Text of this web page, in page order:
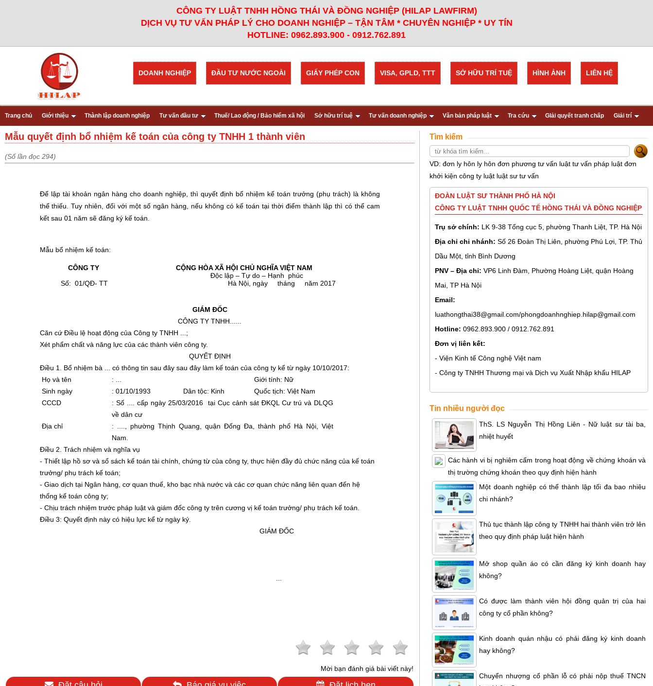
CÔNG TY LUẬT TNHH HỒNG THÁI VÀ ĐỒNG NGHIỆP (HILAP LAWFIRM)
DỊCH VỤ TƯ VẤN PHÁP LÝ CHO DOANH NGHIỆP – TẬN TÂM * CHUYÊN NGHIỆP * UY TÍN
HOTLINE: 0962.893.900 - 0912.762.891
LIÊN HỆ
HÌNH ẢNH
SỞ HỮU TRÍ TUỆ
VISA, GPLD, TTT
GIẤY PHÉP CON
ĐẦU TƯ NƯỚC NGOÀI
DOANH NGHIỆP
Trang chủ Giới thiệu Thành lập doanh nghiệp Tư vấn đầu tư Thuế/ Lao động / Bảo hiểm xã hội Sở hữu trí tuệ Tư vấn doanh nghiệp Văn bản pháp luật Tra cứu GIải quyết tranh chấp Giải trí
Mẫu quyết định bổ nhiệm kế toán của công ty TNHH 1 thành viên
(Số lần đọc 294)
Để lập tài khoản ngân hàng cho doanh nghiệp, thì quyết định bổ nhiệm kế toán trưởng (phụ trách) là không
thể thiếu. Tuy nhiên, đối với một số ngân hàng, nếu không có kế toán tại thời điểm thành lập thì có thể cam
kết sau 01 năm sẽ đăng ký kế toán.
Mẫu bổ nhiệm kế toán:
CÔNG TY
Số: 01/QĐ- TT
CỘNG HÒA XÃ HỘI CHỦ NGHĨA VIỆT NAM
Độc lập – Tự do – Hạnh phúc
Hà Nội, ngày
tháng năm 2017
GIÁM ĐỐC
CÔNG TY TNHH......
Căn cứ Điều lệ hoạt động của Công ty TNHH ...;
Xét phẩm chất và năng lực của các thành viên công ty.
QUYẾT ĐỊNH
Điều 1
. Bổ nhiệm bà ... có thông tin sau đây sau đây làm kế toán của công ty kể từ ngày 10/10/2017:
Họ và tên
: ...
Giới tính: Nữ
Sinh ngày
: 01/10/1993 Dân tộc: Kinh
Quốc tịch: Việt Nam
CCCD
: Số .... cấp ngày 25/03/2016 tại Cục cảnh sát ĐKQL Cư trú và DLQG
về dân cư
Địa chỉ
: ...., phường Thịnh Quang, quận Đống Đa, thành phố Hà Nội, Việt
Nam.
Điều 2. Trách nhiệm và nghĩa vụ
- Thiết lập hồ sơ và sổ sách kế toán tài chính, chứng từ của công ty, thực hiện đầy đủ chức năng của kế toán
trưởng/ phụ trách kế toán;
- Giao dịch tại Ngân hàng, cơ quan thuế, kho bạc nhà nước và các cơ quan chức năng liên quan đến hệ
thống kế toán công ty;
- Chịu trách nhiệm trước pháp luật và giám đốc công ty trên cương vị kế toán trưởng/ phụ trách kế toán.
Điều 3: Quyết định này có hiệu lực kể từ ngày ký.
GIÁM ĐỐC
Mời bạn đánh giá bài viết này!
Tìm kiếm
VD: đơn ly hôn ly hôn đơn phương tư vấn luật tư vấn pháp luật đơn
khởi kiện công ty luật luật sư tư vấn
ĐOÀN LUẬT SƯ THÀNH PHỐ HÀ NỘI
CÔNG TY LUẬT TNHH QUỐC TẾ HỒNG THÁI VÀ ĐỒNG NGHIỆP
Trụ sở chính: LK 9-38 Tổng cục 5, phường Thanh Liệt, TP. Hà Nội
Địa chỉ chi nhánh: Số 26 Đoàn Thị Liên, phường Phú Lợi, TP. Thủ
Dầu Một, tỉnh Bình Dương
PNV – Địa chỉ: VP6 Linh Đàm, Phường Hoàng Liệt, quận Hoàng
Mai, TP Hà Nội
Email:
luathongthai38@gmail.com/phongdoanhnghiep.hilap@gmail.com
Hotline: 0962.893.900 / 0912.762.891
Đơn vị liên kết:
- Viện Kinh tế Công nghệ Việt nam
- Công ty TNHH Thương mại và Dịch vụ Xuất Nhập khẩu HILAP
Tin nhiều người đọc
ThS. LS Nguyễn Thị Hồng Liên - Nữ luật sư tài ba,
nhiệt huyết
Các hành vi bị nghiêm cấm trong hoạt động về chứng khoán và
thị trường chứng khoán theo quy định hiện hành
Một doanh nghiệp có thể thành lập tối đa bao nhiêu
chi nhánh?
Thủ tục thành lập công ty TNHH hai thành viên trở lên
theo quy định pháp luật hiện hành
Mở shop quần áo có cần đăng ký kinh doanh hay
không?
Có được làm thành viên hội đồng quản trị của hai
công ty cổ phần không?
Kinh doanh quán nhậu có phải đăng ký kinh doanh
hay không?
Chuyển nhượng cổ phần lỗ có phải nộp thuế TNCN